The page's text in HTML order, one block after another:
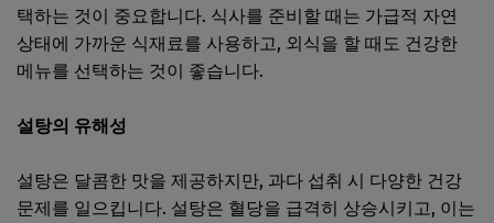
택하는 것이 중요합니다. 식사를 준비할 때는 가급적 자연
상태에 가까운 식재료를 사용하고, 외식을 할 때도 건강한
메뉴를 선택하는 것이 좋습니다.
설탕의 유해성
설탕은 달콤한 맛을 제공하지만, 과다 섭취 시 다양한 건강
문제를 일으킵니다. 설탕은 혈당을 급격히 상승시키고, 이는